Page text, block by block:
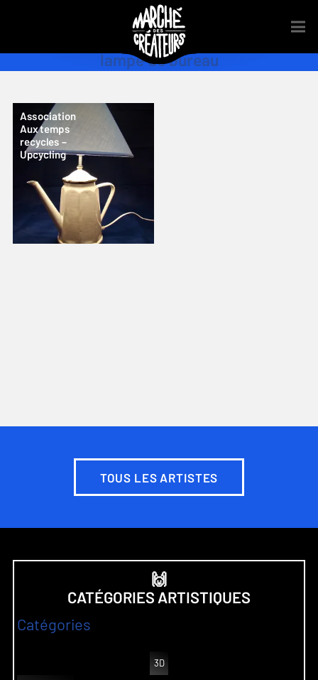
lampe de bureau
Association
Aux temps
recycles –
Upcycling
TOUS LES ARTISTES
🙌
CATÉGORIES ARTISTIQUES
Catégories
3D